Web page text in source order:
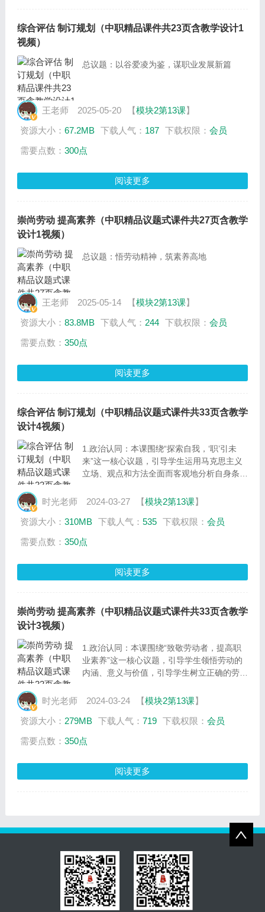
综合评估 制订规划（中职精品课件共23页含教学设计1
视频）
总议题：以谷爱凌为鉴，谋职业发展新篇
王老师 2025-05-20 【模块2第13课】
资源大小： 67.2MB 下载人气： 187 下载权限： 会员
需要点数： 300点
阅读更多
崇尚劳动 提高素养（中职精品议题式课件共27页含教学
设计1视频）
总议题：悟劳动精神，筑素养高地
王老师 2025-05-14 【模块2第13课】
资源大小： 83.8MB 下载人气： 244 下载权限： 会员
需要点数： 350点
阅读更多
综合评估 制订规划（中职精品议题式课件共33页含教学
设计4视频）
1.政治认同：本课围绕“探索自我，‘职’引未
来”这一核心议题，引导学生运用马克思主义
立场、观点和方法全面而客观地分析自身条件
整。
学生在制订和执行职业生涯规划时主动了解与
职业活动密切相关的法律知识，树立正确的权
利义务观念。
生解决学习、生活中的各种问题，掌握并自觉
识，做社会主义法治的忠实崇尚者、自觉遵守
时光老师 2024-03-27 【模块2第13课】
资源大小： 310MB 下载人气： 535 下载权限： 会员
需要点数： 350点
阅读更多
崇尚劳动 提高素养（中职精品议题式课件共33页含教学
设计3视频）
1.政治认同：本课围绕“致敬劳动者，提高职
业素养”这一核心议题，引导学生领悟劳动的
内涵、意义与价值，引导学生树立正确的劳动
2.职业精神：通过学生自主讨论和交流，引导
解职业素养的重要性和基本要求，积极提升自
身职业素养。
3.法治意识：通过学生自主讨论和交流，引导
职业活动密切相关的法律知识，自觉遵守相关
时光老师 2024-03-24 【模块2第13课】
资源大小： 279MB 下载人气： 719 下载权限： 会员
需要点数： 350点
阅读更多